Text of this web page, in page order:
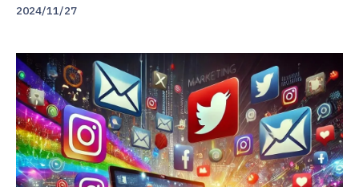
2024/11/27